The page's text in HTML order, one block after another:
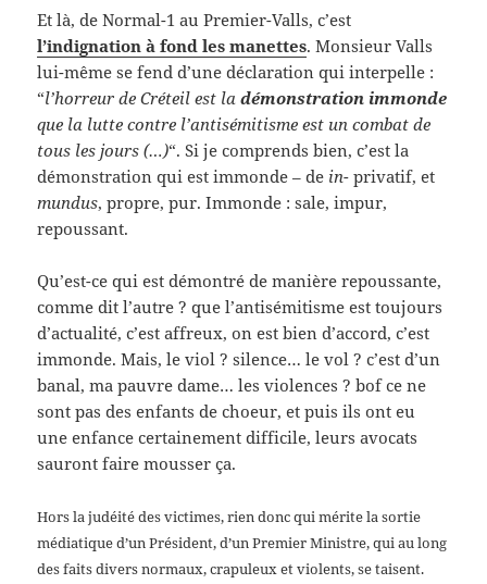
Et là, de Normal-1 au Premier-Valls, c’est
l’indignation à fond les manettes. Monsieur Valls
lui-même se fend d’une déclaration qui interpelle :
“l’horreur de Créteil est ladémonstration immonde
que la lutte contre l’antisémitisme est un combat de
tous les jours (…)“. Si je comprends bien, c’est la
démonstration qui est immonde – de in- privatif, et
mundus, propre, pur. Immonde : sale, impur,
repoussant.
Qu’est-ce qui est démontré de manière repoussante,
comme dit l’autre ? que l’antisémitisme est toujours
d’actualité, c’est affreux, on est bien d’accord, c’est
immonde. Mais, le viol ? silence… le vol ? c’est d’un
banal, ma pauvre dame… les violences ? bof ce ne
sont pas des enfants de choeur, et puis ils ont eu
une enfance certainement difficile, leurs avocats
sauront faire mousser ça.
Hors la judéité des victimes, rien donc qui mérite la sortie
médiatique d’un Président, d’un Premier Ministre, qui au long
des faits divers normaux, crapuleux et violents, se taisent.